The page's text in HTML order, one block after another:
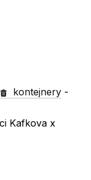
kontejnery -
Kafkova x